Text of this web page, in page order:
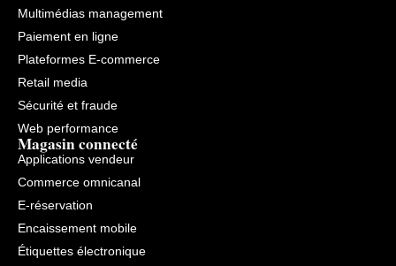
Multimédias management
Paiement en ligne
Plateformes E-commerce
Retail media
Sécurité et fraude
Web performance
Magasin connecté
Applications vendeur
Commerce omnicanal
E-réservation
Encaissement mobile
Étiquettes électronique